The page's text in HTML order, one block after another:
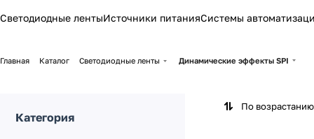
Светодиодные лентыИсточники питанияСистемы
Главная Каталог Светодиодные ленты Динамические эффекты SPI
По
Категория